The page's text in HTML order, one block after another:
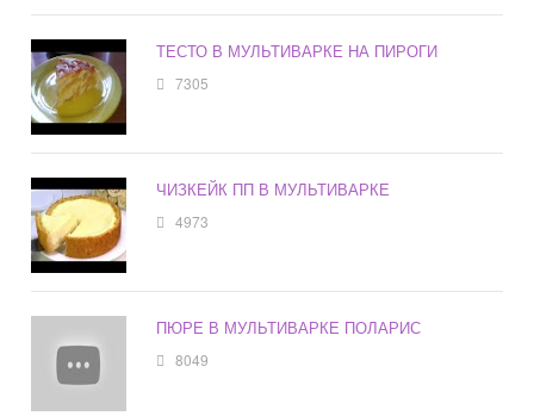
ТЕСТО В МУЛЬТИВАРКЕ НА ПИРОГИ
7305
ЧИЗКЕЙК ПП В МУЛЬТИВАРКЕ
4973
ПЮРЕ В МУЛЬТИВАРКЕ ПОЛАРИС
8049